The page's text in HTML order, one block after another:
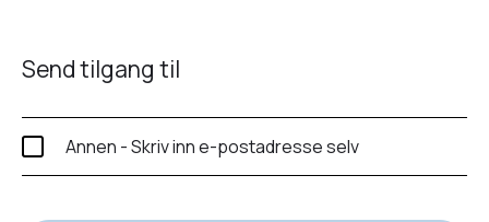
Send tilgang til
Annen - Skriv inn e-postadresse selv